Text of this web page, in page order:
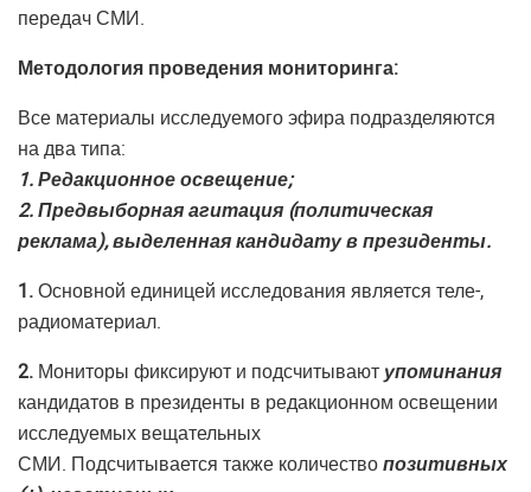
передач СМИ.
Методология проведения мониторинга:
Все материалы исследуемого эфира подразделяются
на два типа:
1. Редакционное освещение;
2. Предвыборная агитация (политическая
реклама), выделенная кандидату в президенты.
1. Основной единицей исследования является теле-,
радиоматериал.
2. Мониторы фиксируют и подсчитывают упоминания
кандидатов в президенты в редакционном освещении
исследуемых вещательных
СМИ. Подсчитывается также количество позитивных